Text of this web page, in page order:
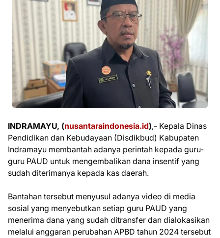
INDRAMAYU, (nusantaraindonesia.id),- Kepala Dinas
Pendidikan dan Kebudayaan (Disdikbud) Kabupaten
Indramayu membantah adanya perintah kepada guru-
guru PAUD untuk mengembalikan dana insentif yang
sudah diterimanya kepada kas daerah.
Bantahan tersebut menyusul adanya video di media
sosial yang menyebutkan setiap guru PAUD yang
menerima dana yang sudah ditransfer dan dialokasikan
melalui anggaran perubahan APBD tahun 2024 tersebut